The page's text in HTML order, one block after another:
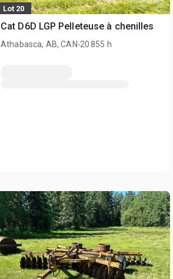
Lot 20
Cat D6D LGP Pelleteuse à chenilles
Athabasca, AB, CAN.20 855 h